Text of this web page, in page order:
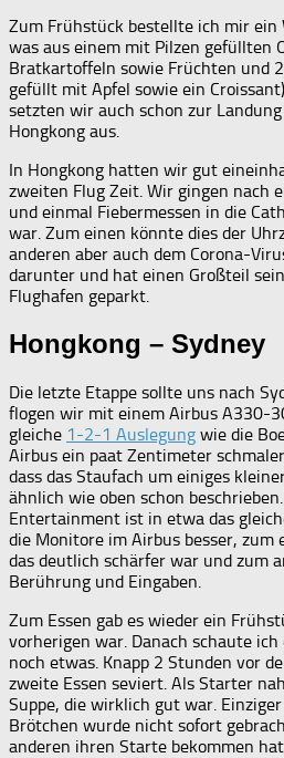
Zum Frühstück bestellte ich mir ein
was aus einem mit Pilzen gefüllten
Bratkartoffeln sowie Früchten und
gefüllt mit Apfel sowie ein
setzten wir auch schon zur
Hongkong aus.
In Hongkong hatten wir gut
zweiten Flug Zeit. Wir gingen nach
und einmal Fiebermessen in die
war. Zum einen könnte dies der
anderen aber auch dem Corona-
darunter und hat einen Großteil
Flughafen geparkt.
Hongkong – Sydney
Die letzte Etappe sollte uns nach
flogen wir mit einem Airbus A330-
gleiche 1-2-1 Auslegung wie die
Airbus ein paat Zentimeter
dass das Staufach um einiges
ähnlich wie oben schon
Entertainment ist in etwa das
die Monitore im Airbus besser, zum
das deutlich schärfer war und zum
Berührung und Eingaben.
Zum Essen gab es wieder ein
vorherigen war. Danach schaute
noch etwas. Knapp 2 Stunden vor
zweite Essen seviert. Als Starter
Suppe, die wirklich gut war.
Brötchen wurde nicht sofort
anderen ihren Starte bekommen